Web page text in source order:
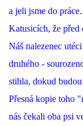
© 2026 eStránky.cz
a jeli jsme do
Katusicích, že před
Náš nalezenec
druhého -
stihla, dokud budou
Přesná kopie toho
nás čekali oba psi